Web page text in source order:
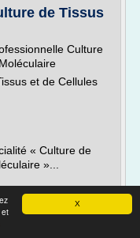
X
et
de Tissus
Culture
et de Cellules
« Culture de
»...